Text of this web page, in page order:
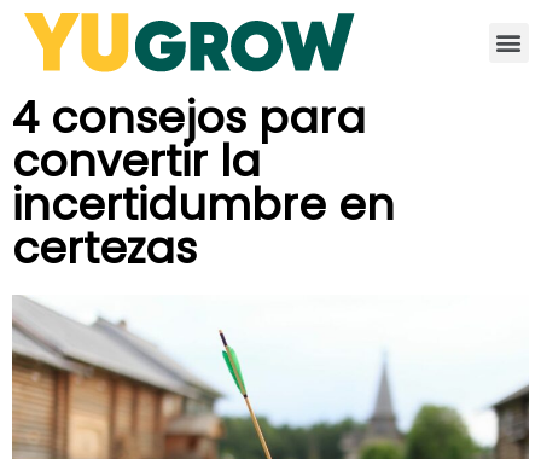
4 consejos para
convertir la
incertidumbre en
certezas